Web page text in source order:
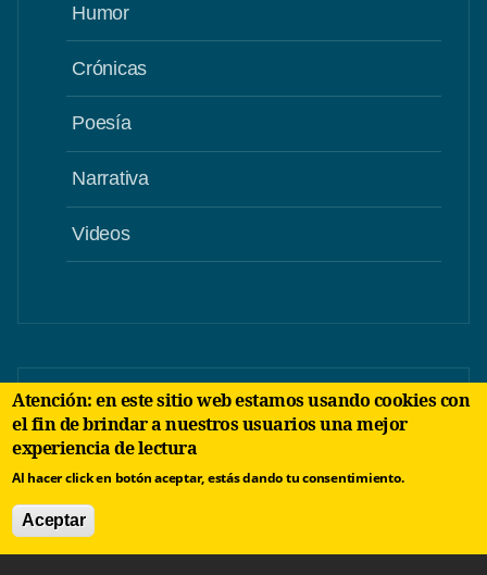
Humor
Crónicas
Poesía
Narrativa
Videos
Atención: en este sitio web estamos usando cookies con
el fin de brindar a nuestros usuarios una mejor
experiencia de lectura
Al hacer click en botón aceptar, estás dando tu consentimiento.
Aceptar